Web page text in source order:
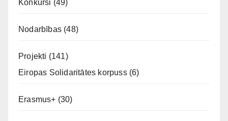
Konkursi (49)
Nodarbības (48)
Projekti (141)
Eiropas Solidaritātes korpuss(6)
Erasmus+ (30)